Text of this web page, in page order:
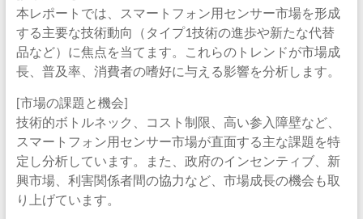
本レポートでは、スマートフォン用センサー市場を形成
する主要な技術動向（タイプ1技術の進歩や新たな代替
品など）に焦点を当てます。これらのトレンドが市場成
長、普及率、消費者の嗜好に与える影響を分析します。
[市場の課題と機会]
技術的ボトルネック、コスト制限、高い参入障壁など、
スマートフォン用センサー市場が直面する主な課題を特
定し分析しています。また、政府のインセンティブ、新
興市場、利害関係者間の協力など、市場成長の機会も取
り上げています。